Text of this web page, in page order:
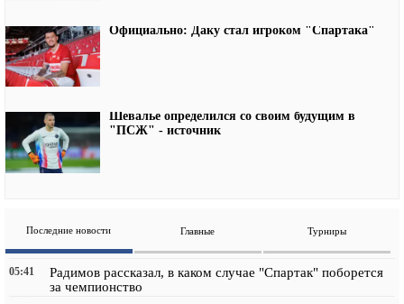
Официально: Даку стал игроком "Спартака"
Шевалье определился со своим будущим в
"ПСЖ" - источник
Последние новости Главные Турниры
05:41
Радимов рассказал, в каком случае "Спартак" поборется
за чемпионство